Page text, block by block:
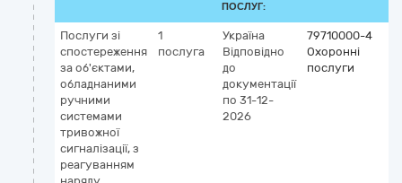
ПОСЛУГ:
Послуги зі
спостереження
за об'єктами,
обладнаними
ручними
системами
тривожної
сигналізації, з
реагуванням
1
послуга
Україна
Відповідно
до
документації
по 31-12-
2026
79710000-4
Охоронні
послуги